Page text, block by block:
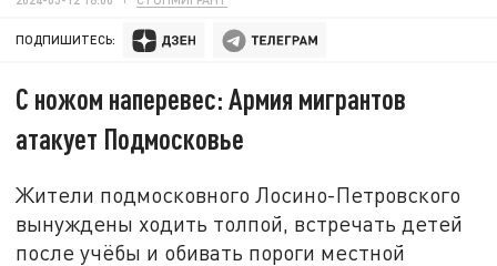
ПОДПИШИТЕСЬ:
С ножом наперевес: Армия мигрантов
атакует Подмосковье
Жители подмосковного Лосино-Петровского
вынуждены ходить толпой, встречать детей
после учёбы и обивать пороги местной